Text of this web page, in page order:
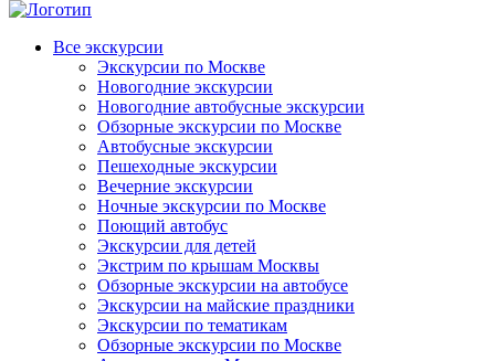
Все экскурсии
Экскурсии по Москве
Новогодние экскурсии
Новогодние автобусные экскурсии
Обзорные экскурсии по Москве
Автобусные экскурсии
Пешеходные экскурсии
Вечерние экскурсии
Ночные экскурсии по Москве
Поющий автобус
Экскурсии для детей
Экстрим по крышам Москвы
Обзорные экскурсии на автобусе
Экскурсии на майские праздники
Экскурсии по тематикам
Обзорные экскурсии по Москве